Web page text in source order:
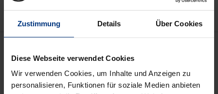
Zustimmung Details Über Cookies
Diese Webseite verwendet Cookies
Wir verwenden Cookies, um Inhalte und Anzeigen zu
personalisieren, Funktionen für soziale Medien anbieten
Der Band eröffnet neue Perspektiven auf
Möglichkeiten, ein agonales Politikverständnis, das